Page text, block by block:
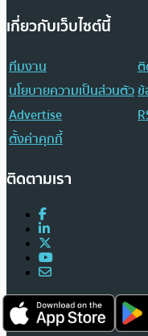
เกี่ยวกับเว็บไซต์นี้
ทีมงาน
ติ
นโยบายความเป็นส่วนตัว
Advertise
ตั้งค่าคุกกี้
ติดตามเรา